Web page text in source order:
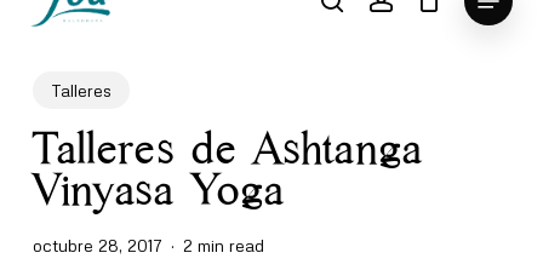
searchaccount
Talleres
Talleres de Ashtanga
Vinyasa Yoga
octubre 28, 2017 2 min read